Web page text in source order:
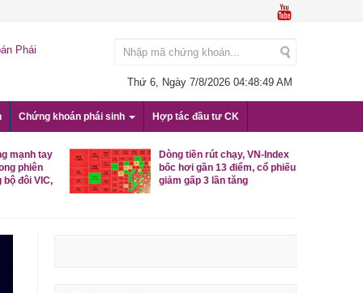
Phái
Thứ 6, Ngày 7/8/2026 04:48:50 AM
Chứng khoán phái sinh Hợp tác đầu tư CK
mạnh tay
phiên
bộ đôi VIC,
Dòng tiền rút chạy, VN-Index
bốc hơi gần 13 điểm, cổ phiếu
giảm gấp 3 lần tăng